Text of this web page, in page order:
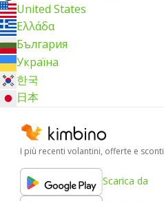
United States
Ελλάδα
България
Україна
한국
日本
I più recenti volantini, offerte e sconti
Scarica da